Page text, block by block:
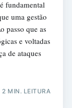
fundamental
uma gestão
passo que as
e voltadas
de ataques
2 MIN. LEITURA